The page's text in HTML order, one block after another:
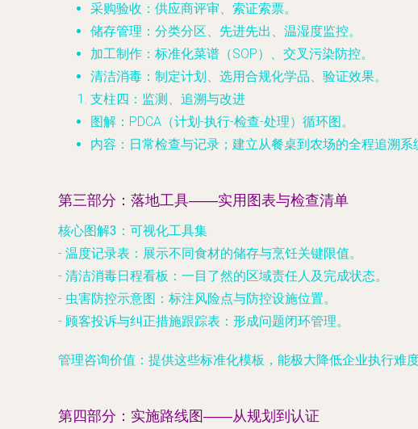
采购验收 ：供应商评审、索证索票。
储存管理 ：分类分区、先进先出、温湿度监控。
加工制作 ：标准化菜谱（SOP）、交叉污染防控。
清洁消毒 ：制定计划、选用合规化学品、验证效果。
支柱四：监测、追溯与改进
图解 ：PDCA（计划-执行-检查-处理）循环图。
内容 ：日常检查与记录；建立从餐桌到农场的全程追溯
第三部分：落地工具——实用图表与检查清单
核心图解3：可视化工具集
- 温度记录表 ：展示不同食材的储存与烹饪关键限值。
- 清洁消毒日程看板 ：一目了然的区域责任人及完成状态。
- 虫害防控示意图 ：标注风险点与防控设施位置。
- 顾客投诉与纠正措施跟踪表 ：形成问题闭环管理。
管理咨询价值 ：提供这些标准化模板，能极大降低企业执行难
第四部分：实施路线图——从规划到认证